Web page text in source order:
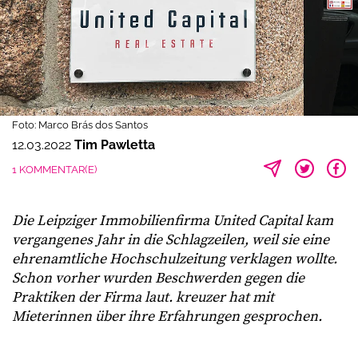
Foto: Marco Brás dos Santos
12.03.2022 Tim Pawletta
1 KOMMENTAR(E)
Die Leipziger Immobilienfirma United Capital kam
vergangenes Jahr in die Schlagzeilen, weil sie eine
ehrenamtliche Hochschulzeitung verklagen wollte.
Schon vorher wurden Beschwerden gegen die
Praktiken der Firma laut. kreuzer hat mit
Mieterinnen über ihre Erfahrungen gesprochen.